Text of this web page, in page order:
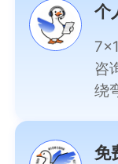
个
咨
绕
免